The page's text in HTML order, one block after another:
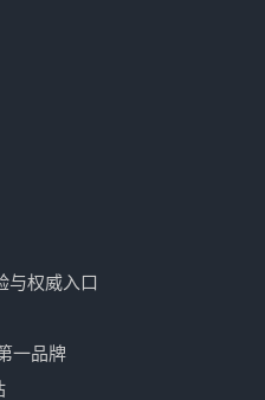
与权威入口
一品牌